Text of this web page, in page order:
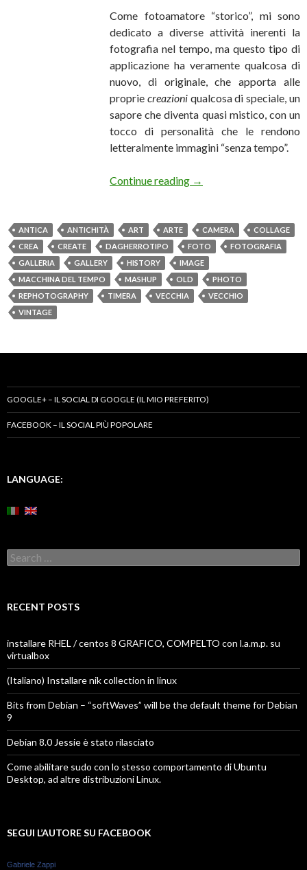
Come fotoamatore “storico”, mi sono
dedicato a diverse attività inerenti la
fotografia nel tempo, ma questo tipo di
applicazione ha veramente qualcosa di
nuovo, di originale, che apporta alle
proprie creazioniqualcosa di speciale, un
sapore che diventa quasi mistico, con un
tocco di personalità che le rendono
letteralmente immagini “senza tempo”.
Continue reading Timera – usa la
→
ANTICA ANTICHITÀ ART ARTE CAMERA
COLLAGE
CREA
CREATE DAGHERROTIPO FOTO
FOTOGRAFIA
GALLERIA
GALLERY HISTORY
IMAGE
MACCHINA DEL TEMPO
MASHUP OLD
PHOTO
REPHOTOGRAPHY
TIMERA VECCHIA
VECCHIO
VINTAGE
GOOGLE+ – IL SOCIAL DI GOOGLE (IL MIO PREFERITO)
FACEBOOK – IL SOCIAL PIÙ POPOLARE
LANGUAGE:
Search
for:
RECENT POSTS
installare RHEL / centos 8 GRAFICO, COMPELTO con l.a.m.p. su
virtualbox
(Italiano) Installare nik collection in linux
Bits from Debian – “softWaves” will be the default theme for Debian
9
Debian 8.0 Jessie è stato rilasciato
Come abilitare sudo con lo stesso comportamento di Ubuntu
Desktop, ad altre distribuzioni Linux.
SEGUI L’AUTORE SU FACEBOOK
Gabriele Zappi